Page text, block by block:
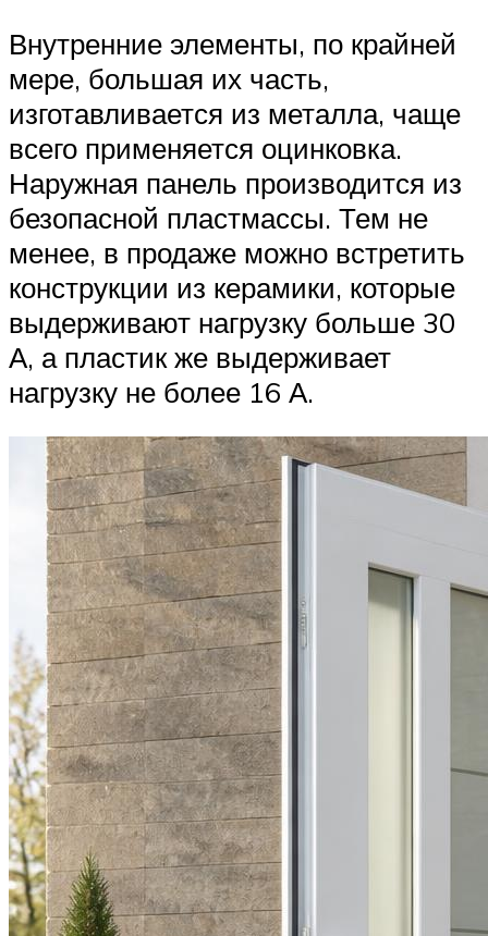
Внутренние элементы, по крайней
мере, большая их часть,
изготавливается из металла, чаще
всего применяется оцинковка.
Наружная панель производится из
безопасной пластмассы. Тем не
менее, в продаже можно встретить
конструкции из керамики, которые
выдерживают нагрузку больше 30
А, а пластик же выдерживает
нагрузку не более 16 А.